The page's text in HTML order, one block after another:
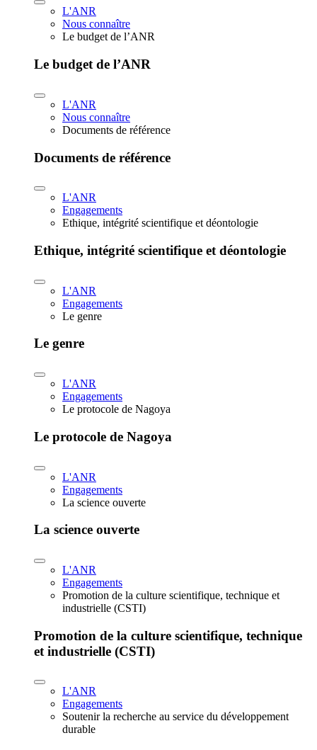
L'ANR
Nous connaître
Le budget de l’ANR
Le budget de l’ANR
L'ANR
Nous connaître
Documents de référence
Documents de référence
L'ANR
Engagements
Ethique, intégrité scientifique et déontologie
Ethique, intégrité scientifique et déontologie
L'ANR
Engagements
Le genre
Le genre
L'ANR
Engagements
Le protocole de Nagoya
Le protocole de Nagoya
L'ANR
Engagements
La science ouverte
La science ouverte
L'ANR
Engagements
Promotion de la culture scientifique, technique et
industrielle (CSTI)
Promotion de la culture scientifique, technique
et industrielle (CSTI)
L'ANR
Engagements
Soutenir la recherche au service du développement
durable